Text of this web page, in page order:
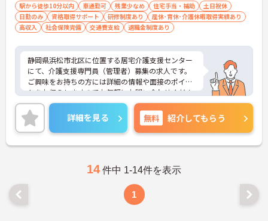
駅から徒歩10分以内 車通勤可 残業少なめ 住宅手当・補助
土日祝休
日勤のみ
資格取得サポート 研修制度あり
産休･育休･介護休暇取得実績あり
高収入
社会保険完備 交通費支給 退職金制度あり
静岡県浜松市北区に位置する居宅介護支援センター
にて、介護支援専門員（管理者）募集の求人です。
ご興味をお持ちの方には詳細の情報や面接のポイン
トをお伝えしますのでお気軽にお問い合わせくださ
いませ。
詳細を見る 無料 紹介してもらう
14 件中 1-14件を表示
1